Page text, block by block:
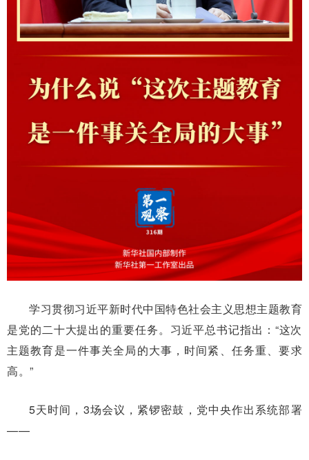
学习贯彻习近平新时代中国特色社会主义思想主题教育
是党的二十大提出的重要任务。习近平总书记指出：“这次
主题教育是一件事关全局的大事，时间紧、任务重、要求
高。”
5天时间，3场会议，紧锣密鼓，党中央作出系统部署
——